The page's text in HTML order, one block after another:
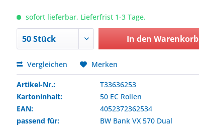
sofort lieferbar, Lieferfrist 1-3 Tage.
In den Warenkorb
Vergleichen Merken
Artikel-Nr.:
T33636253
Kartoninhalt:
50 EC Rollen
EAN:
4052372362534
passend für:
BW Bank VX 570 Dual